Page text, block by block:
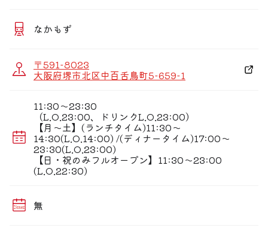
偏愛スポット
ひびの亭おきがるコース…3,000円(税込3,300円)、飲み
放題付 4,300円(税込4,730円)など三種類！
■食べ方にこだわり
定番の「タレ」だけでなく、玉子やワサビで食べる本格焼
肉は他では滅多に味わえない！
なかもず
〒591-8023
大阪府堺市北区中百舌鳥町5-659-1
11:30〜23:30
（L.O.23:00、ドリンクL.O.23:00）
【月〜土】(ランチタイム)11:30〜
14:30(L.O.14:00) /(ディナータイム)17:00〜
23:30(L.O.23:00)
【日・祝のみフルオープン】11:30〜23:00
(L.O.22:30)
無